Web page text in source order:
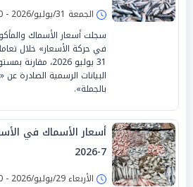
الجمعة 31/يوليو/2026 - 09:30 ص
سجلت أسعار الأسماك
في حركة الأسعار» خلال
31 يوليو 2026،
البيانات الرسمية الصادرة
بالجملة».
7-2026
الأربعاء 29/يوليو/2026 - 09:30 ص